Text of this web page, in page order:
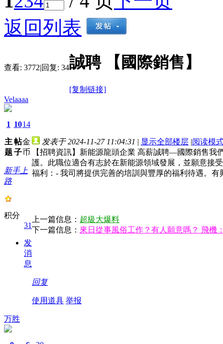
返回列表
查看: 3772|回复: 34誠聘 【國際銷售】
[复制链接]
Velaaaa
1
主
题
10
帖
子
14
金
币
新手上
路
积分
31
发
消
息
发表于 2024-11-27 11:04:31 | 显示全部楼层 |阅读模
【招聘資訊】新能源龍頭企業 高薪誠聘—國際銷售
護。此職位適合有志於在新能源領域發展，並願意接
福利：- 我司將提供完善的培訓與豐厚的福利待遇。
上一篇信息： 超級大爆料
下一篇信息： 來日從事風俗工作？有人願意嗎？ 飛機
回复
使用道具 举报
万胜